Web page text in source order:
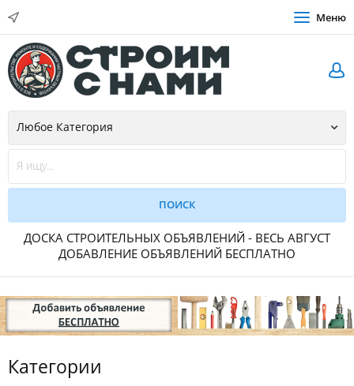
Меню
ДОСКА СТРОИТЕЛЬНЫХ ОБЪЯВЛЕНИЙ - ВЕСЬ АВГУСТ
ДОБАВЛЕНИЕ ОБЪЯВЛЕНИЙ БЕСПЛАТНО
Категории